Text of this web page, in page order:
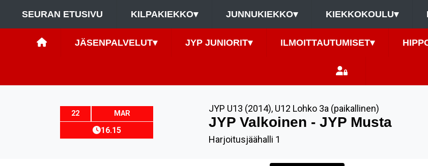
SEURAN ETUSIVU KILPAKIEKKO▾ JUNNUKIEKKO▾ KIEKKOKOULU▾
JÄSENPALVELUT▾ JYP JUNIORIT▾ ILMOITTAUTUMISET▾
22 MAR
16.15
JYP U13 (2014), U12 Lohko 3a (paikallinen)
JYP Valkoinen - JYP Musta
Harjoitusjäähalli 1